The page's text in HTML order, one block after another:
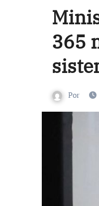
365
Por